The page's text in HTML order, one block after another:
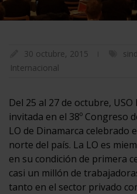
30 octubre, 2015
Internacional
Del 25 al 27 de octubre,
invitada en el 38º Congreso
LO de Dinamarca celebrado
norte del país. La LO es
en su condición de primera
casi un millón de
tanto en el sector privado